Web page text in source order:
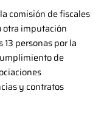
comisión de fiscales
otra imputación
personas por la
de
y contratos